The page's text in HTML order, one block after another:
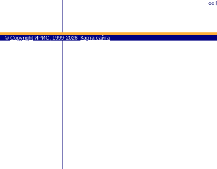
««
© Copyright ИРИС, 1999-2026 Карта сайта